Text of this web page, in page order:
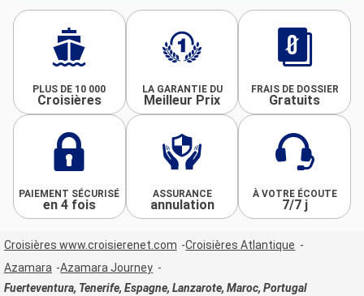
PLUS DE 10 000
Croisières
LA GARANTIE DU
Meilleur Prix
FRAIS DE DOSSIER
Gratuits
PAIEMENT SÉCURISÉ
en 4 fois
ASSURANCE
annulation
À VOTRE ÉCOUTE
7/7 j
Croisières www.croisierenet.com
Croisières Atlantique
Azamara
Azamara Journey
Fuerteventura, Tenerife, Espagne, Lanzarote, Maroc, Portugal